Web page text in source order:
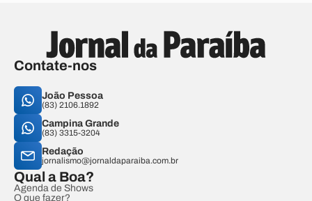
Contate-nos
João Pessoa
(83) 2106.1892
Campina Grande
(83) 3315-3204
Redação
jornalismo@jornaldaparaiba.com.br
Qual a Boa?
Agenda de Shows
O que fazer?